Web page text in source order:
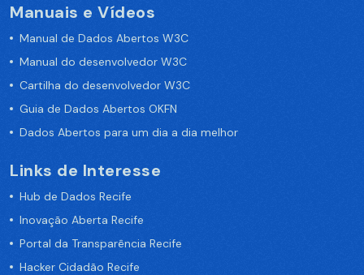
Manuais e Vídeos
Manual de Dados Abertos W3C
Manual do desenvolvedor W3C
Cartilha do desenvolvedor W3C
Guia de Dados Abertos OKFN
Dados Abertos para um dia a dia melhor
Links de Interesse
Hub de Dados Recife
Inovação Aberta Recife
Portal da Transparência Recife
Hacker Cidadão Recife